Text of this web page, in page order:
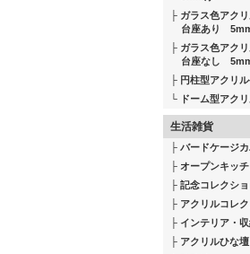
ガラス色アク
台座あり
ガラス色アク
台座なし
円柱型アクリ
ドーム型アク
生活雑貨
バードケージ
オープンキッ
記念コレクシ
アクリルコレ
インテリア・
アクリルひな壇